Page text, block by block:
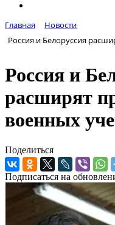
Главная
Новости
Россия и Белоруссия
Россия и
расширят
военных
Поделиться
Подписаться на